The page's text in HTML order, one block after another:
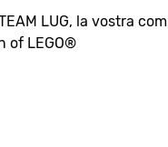
LUG, la vostra
of LEGO®